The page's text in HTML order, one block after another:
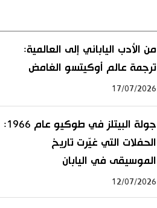
من الأدب الياباني إلى العالمية:
ترجمة عالم أوكيتسو الغامض
17/07/2026
جولة البيتلز في طوكيو عام 1966:
الحفلات التي غيّرت تاريخ
الموسيقى في اليابان
12/07/2026